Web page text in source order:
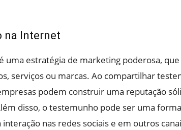
na Internet
uma estratégia de marketing poderosa,
serviços ou marcas. Ao compartilhar
podem construir uma reputação
disso, o testemunho pode ser uma
nas redes sociais e em outros